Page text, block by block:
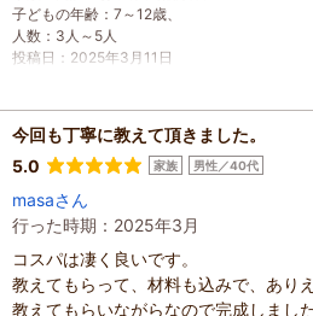
子どもの年齢 ： 7～12歳、
人数 ： 3人～5人
投稿日 ： 2025年3月11日
今回も丁寧に教えて頂きました。
5.0
家族 男性／40代
masaさん
行った時期：2025年3月
コスパは凄く良いです。
教えてもらって、材料も込みで、あり
教えてもらいながらなので完成しまし